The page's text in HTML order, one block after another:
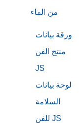
من الماء
ورقة بيانات
منتج الفن
JS
لوحة بيانات
السلامة
للفن JS